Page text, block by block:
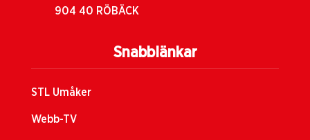
Snabblänkar
STL Umåker
Webb-TV
904 40 RÖBÄCK